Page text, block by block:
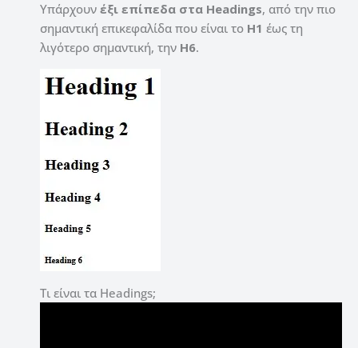
Υπάρχουν έξι επίπεδα στα Headings, από την πιο
σημαντική επικεφαλίδα που είναι το H1 έως τη
λιγότερο σημαντική, την H6.
Τι είναι τα Headings;